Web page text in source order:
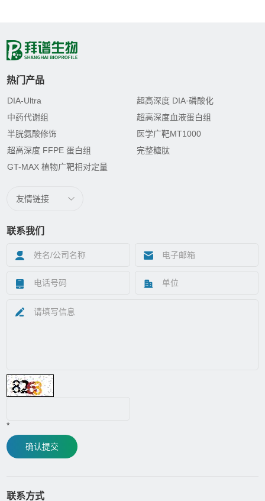
热门产品
DIA-Ultra
超高深度 DIA·磷酸化
中药代谢组
超高深度血液蛋白组
半胱氨酸修饰
医学广靶MT1000
超高深度 FFPE 蛋白组
完整糖肽
GT-MAX 植物广靶相对定量
友情链接
联系我们
*
确认提交
联系方式